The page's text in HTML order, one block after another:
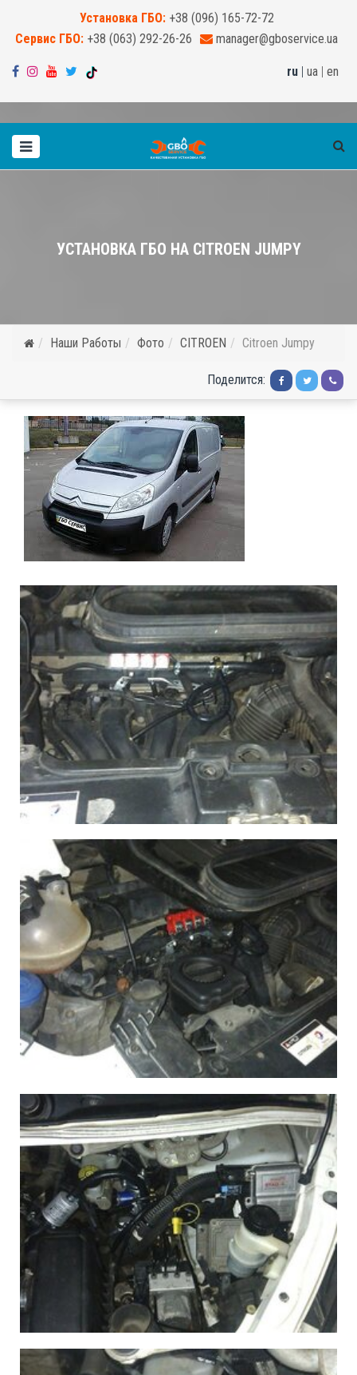
Установка ГБО: +38 (096) 165-72-72
Сервис ГБО: +38 (063) 292-26-26 manager@gboservice.ua
ru | ua | en
УСТАНОВКА ГБО НА CITROEN JUMPY
Наши Работы Фото CITROEN Citroen Jumpy
Поделится: